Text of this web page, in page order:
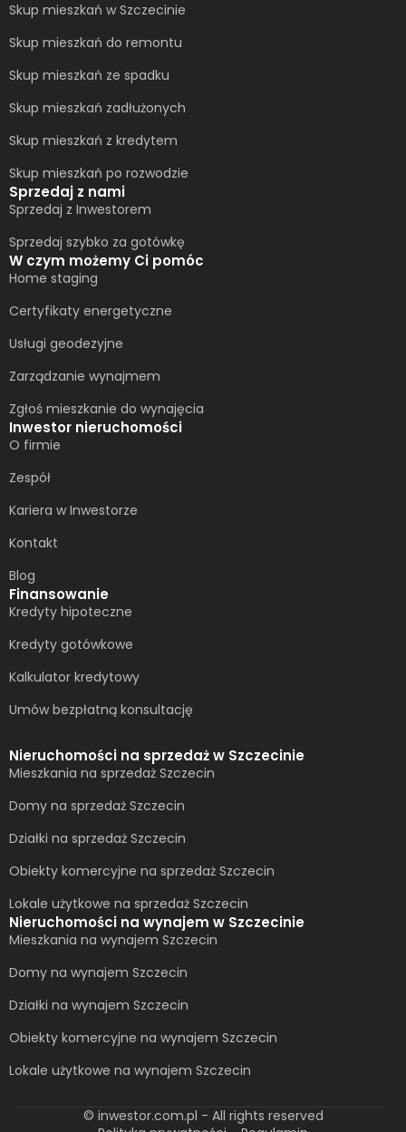
Skup mieszkań w Szczecinie
Skup mieszkań do remontu
Skup mieszkań ze spadku
Skup mieszkań zadłużonych
Skup mieszkań z kredytem
Skup mieszkań po rozwodzie
Sprzedaj z nami
Sprzedaj z Inwestorem
Sprzedaj szybko za gotówkę
W czym możemy Ci pomóc
Home staging
Certyfikaty energetyczne
Usługi geodezyjne
Zarządzanie wynajmem
Zgłoś mieszkanie do wynajęcia
Inwestor nieruchomości
O firmie
Zespół
Kariera w Inwestorze
Kontakt
Blog
Finansowanie
Kredyty hipoteczne
Kredyty gotówkowe
Kalkulator kredytowy
Umów bezpłatną konsultację​
Nieruchomości na sprzedaż w Szczecinie
Mieszkania na sprzedaż Szczecin
Domy na sprzedaż Szczecin
Działki na sprzedaż Szczecin
Obiekty komercyjne na sprzedaż Szczecin
Lokale użytkowe na sprzedaż Szczecin
Nieruchomości na wynajem w Szczecinie
Mieszkania na wynajem Szczecin
Domy na wynajem Szczecin
Działki na wynajem Szczecin
Obiekty komercyjne na wynajem Szczecin
Lokale użytkowe na wynajem Szczecin
© inwestor.com.pl - All rights reserved